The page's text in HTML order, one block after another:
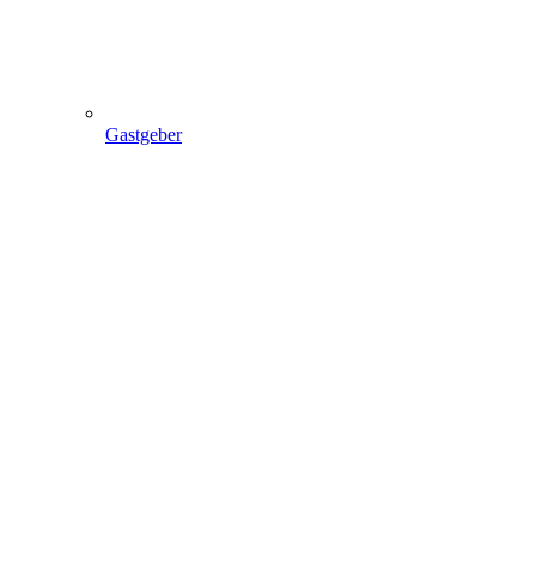
Gastgeber